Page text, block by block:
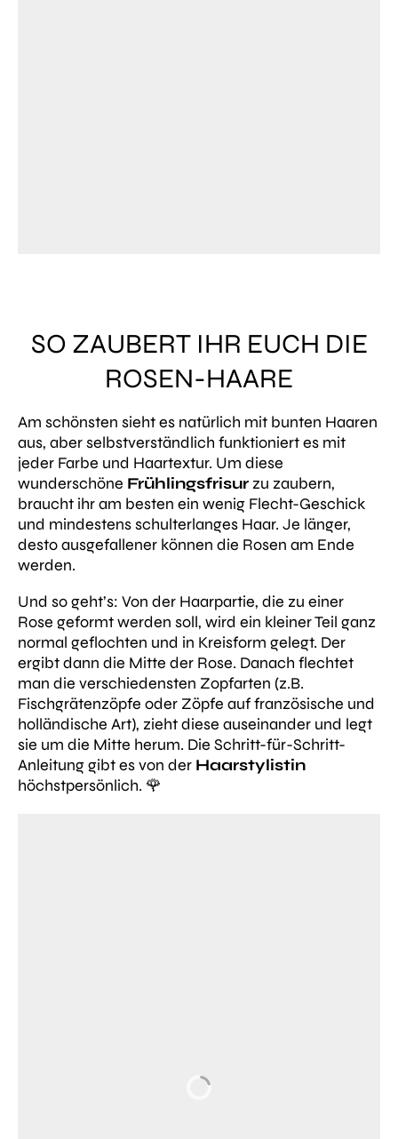
SO ZAUBERT IHR EUCH DIE
ROSEN-HAARE
Am schönsten sieht es natürlich mit bunten Haaren
aus, aber selbstverständlich funktioniert es mit
jeder Farbe und Haartextur. Um diese
wunderschöne Frühlingsfrisur zu zaubern,
braucht ihr am besten ein wenig Flecht-Geschick
und mindestens schulterlanges Haar. Je länger,
desto ausgefallener können die Rosen am Ende
werden.
Und so geht’s: Von der Haarpartie, die zu einer
Rose geformt werden soll, wird ein kleiner Teil ganz
normal geflochten und in Kreisform gelegt. Der
ergibt dann die Mitte der Rose. Danach flechtet
man die verschiedensten Zopfarten (z.B.
Fischgrätenzöpfe oder Zöpfe auf französische und
holländische Art), zieht diese auseinander und legt
sie um die Mitte herum. Die Schritt-für-Schritt-
Anleitung gibt es von der Haarstylistin
höchstpersönlich. 🌹